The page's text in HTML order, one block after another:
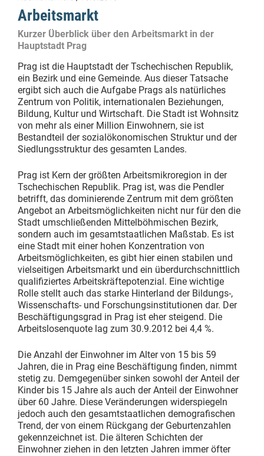
Arbeitsmarkt
Kurzer Überblick über den Arbeitsmarkt in der
Hauptstadt Prag
Prag ist die Hauptstadt der Tschechischen Republik,
ein Bezirk und eine Gemeinde. Aus dieser Tatsache
ergibt sich auch die Aufgabe Prags als natürliches
Zentrum von Politik, internationalen Beziehungen,
Bildung, Kultur und Wirtschaft. Die Stadt ist Wohnsitz
von mehr als einer Million Einwohnern, sie ist
Bestandteil der sozialökonomischen Struktur und der
Siedlungsstruktur des gesamten Landes.
Prag ist Kern der größten Arbeitsmikroregion in der
Tschechischen Republik. Prag ist, was die Pendler
betrifft, das dominierende Zentrum mit dem größten
Angebot an Arbeitsmöglichkeiten nicht nur für den die
Stadt umschließenden Mittelböhmischen Bezirk,
sondern auch im gesamtstaatlichen Maßstab. Es ist
eine Stadt mit einer hohen Konzentration von
Arbeitsmöglichkeiten, es gibt hier einen stabilen und
vielseitigen Arbeitsmarkt und ein überdurchschnittlich
qualifiziertes Arbeitskräftepotenzial. Eine wichtige
Rolle stellt auch das starke Hinterland der Bildungs-,
Wissenschafts- und Forschungsinstitutionen dar. Der
Beschäftigungsgrad in Prag ist eher steigend. Die
Arbeitslosenquote lag zum 30.9.2012 bei 4,4 %.
Die Anzahl der Einwohner im Alter von 15 bis 59
Jahren, die in Prag eine Beschäftigung finden, nimmt
stetig zu. Demgegenüber sinken sowohl der Anteil der
Kinder bis 15 Jahre als auch der Anteil der Einwohner
über 60 Jahre. Diese Veränderungen widerspiegeln
jedoch auch den gesamtstaatlichen demografischen
Trend, der von einem Rückgang der Geburtenzahlen
gekennzeichnet ist. Die älteren Schichten der
Einwohner ziehen in den letzten Jahren immer öfter